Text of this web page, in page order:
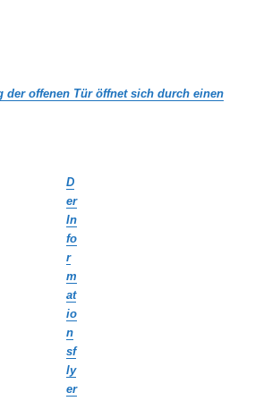
der offenen Tür öffnet sich durch einen
D
er
In
fo
r
m
at
io
n
sf
ly
er